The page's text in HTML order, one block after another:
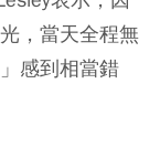
，當天全程無
感到相當錯